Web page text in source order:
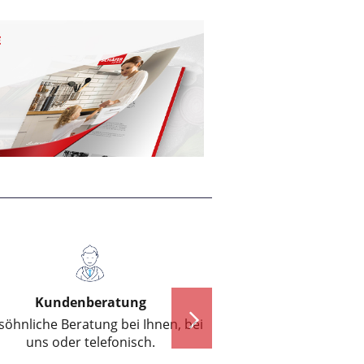
bei
Schnelle Lieferung weltweit und rund